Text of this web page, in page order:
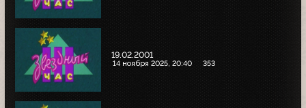
19.02.2001
14 ноября 2025, 20:40 353